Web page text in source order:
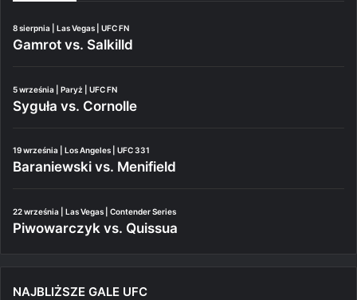
8 sierpnia | Las Vegas | UFC FN
Gamrot vs. Salkilld
5 września | Paryż | UFC FN
Syguła vs. Cornolle
19 września | Los Angeles | UFC 331
Baraniewski vs. Menifield
22 września | Las Vegas | Contender Series
Piwowarczyk vs. Quissua
NAJBLIŻSZE GALE UFC